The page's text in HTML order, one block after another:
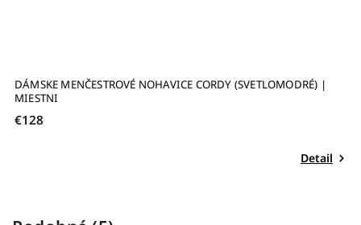
DÁMSKE MENČESTROVÉ NOHAVICE CORDY (SVETLOMODRÉ) |
MIESTNI
€128
Detail